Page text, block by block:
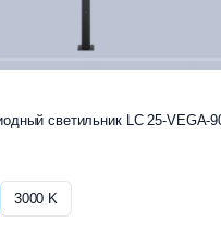
светильник LC 25-VEGA-
3000 K